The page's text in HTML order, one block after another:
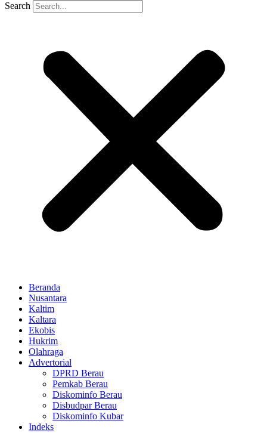
Search
Beranda
Nusantara
Kaltim
Kaltara
Ekobis
Hukrim
Olahraga
Advertorial
DPRD Berau
Pemkab Berau
Diskominfo Berau
Disbudpar Berau
Diskominfo Kubar
Indeks